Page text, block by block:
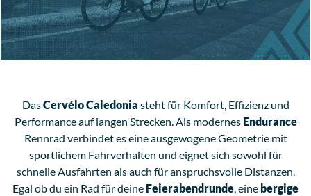
DasCervélo Caledonia steht für Komfort, Effizienz und
Performance auf langen Strecken. Als modernes Endurance
Rennrad verbindet es eine ausgewogene Geometrie mit
sportlichem Fahrverhalten und eignet sich sowohl für
schnelle Ausfahrten als auch für anspruchsvolle Distanzen.
Egal ob du ein Rad für deine Feierabendrunde, eine bergige